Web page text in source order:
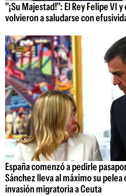
"¡Su Majestad!": El Rey Felipe VI
volvieron a saludarse con
España comenzó a pedirle
Sánchez lleva al máximo su
invasión migratoria a Ceuta